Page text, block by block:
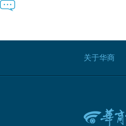
关于华商